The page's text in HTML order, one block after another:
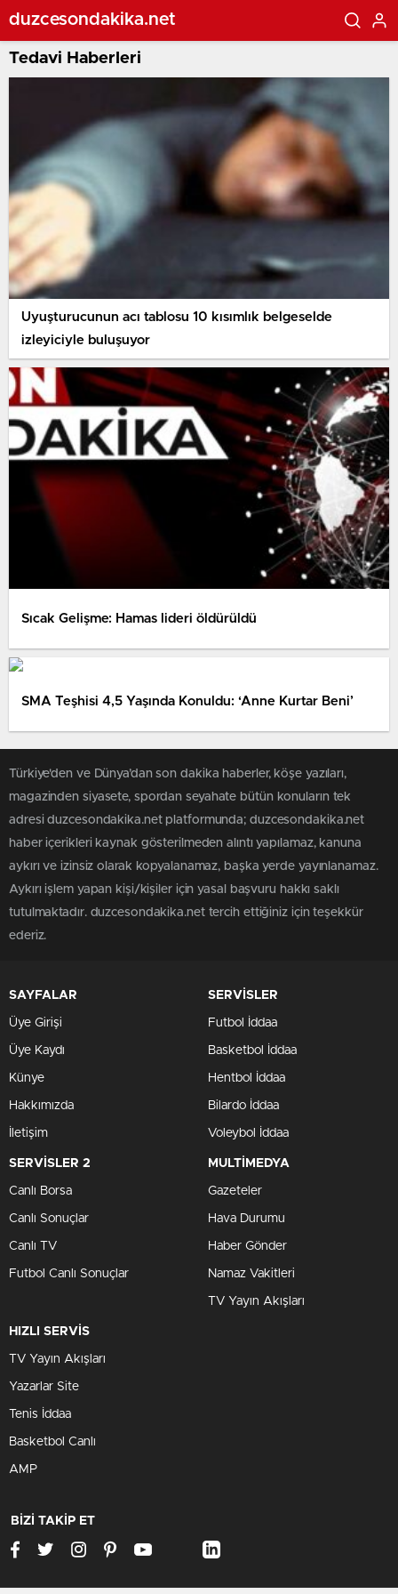
duzcesondakika.net
Tedavi Haberleri
Uyuşturucunun acı tablosu 10 kısımlık belgeselde
izleyiciyle buluşuyor
Sıcak Gelişme: Hamas lideri öldürüldü
SMA Teşhisi 4,5 Yaşında Konuldu: ‘Anne Kurtar Beni’
Türkiye'den ve Dünya’dan son dakika haberler, köşe yazıları,
magazinden siyasete, spordan seyahate bütün konuların tek
adresi duzcesondakika.net platformunda; duzcesondakika.net
haber içerikleri kaynak gösterilmeden alıntı yapılamaz, kanuna
aykırı ve izinsiz olarak kopyalanamaz, başka yerde yayınlanamaz.
Aykırı işlem yapan kişi/kişiler için yasal başvuru hakkı saklı
tutulmaktadır. duzcesondakika.net tercih ettiğiniz için teşekkür
ederiz.
SAYFALAR
Üye Girişi
Üye Kaydı
Künye
Hakkımızda
İletişim
SERVİSLER
Futbol İddaa
Basketbol İddaa
Hentbol İddaa
Bilardo İddaa
Voleybol İddaa
SERVİSLER 2
Canlı Borsa
Canlı Sonuçlar
Canlı TV
Futbol Canlı Sonuçlar
MULTİMEDYA
Gazeteler
Hava Durumu
Haber Gönder
Namaz Vakitleri
TV Yayın Akışları
HIZLI SERVİS
TV Yayın Akışları
Yazarlar Site
Tenis İddaa
Basketbol Canlı
AMP
BİZİ TAKİP ET